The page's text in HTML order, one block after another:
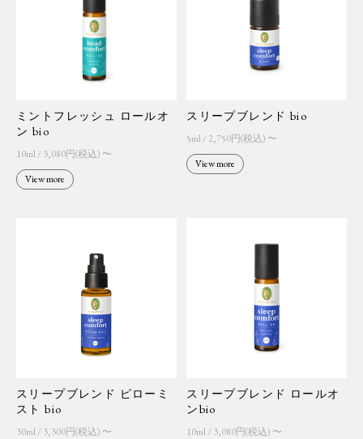
ミントフレッシュ ロールオ
ン bio
10ml / 3,080円(税込) 〜
View more
スリープブレンド bio
5ml / 2,750円(税込) 〜
View more
スリープブレンド ピローミ
スト bio
30ml / 3,300円(税込) 〜
スリープブレンド ロールオ
ンbio
10ml / 3,080円(税込) 〜